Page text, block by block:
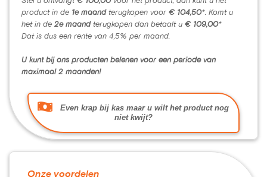
product in de 1e maandterugkopen voor € 104,50*. Komt u
het in de 2e maandterugkopen dan betaalt u € 109,00*
Dat is dus een rente van 4,5% per maand.
U kunt bij ons producten belenen voor een periode van
maximaal 2 maanden!
Even krap bij kas maar u wilt het product nog
niet kwijt?
Onze voordelen